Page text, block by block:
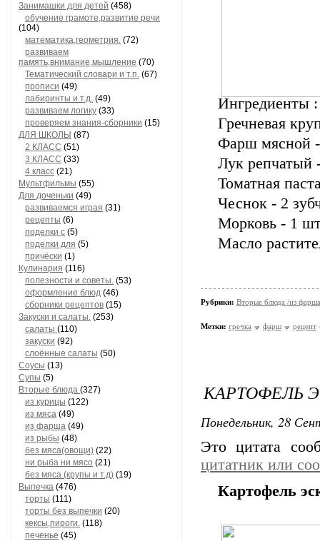
Занимашки для детей (458)
обучение грамоте,развитие речи
(104)
математика,геометрия. (72)
развиваем
память,внимание,мышление (70)
Тематический словари и т.п. (67)
прописи (49)
лабиринты и т.д. (49)
развиваем логику (33)
проверяем знания-сборники (15)
ДЛЯ ШКОЛЫ (87)
2 КЛАСС (51)
3 КЛАСС (33)
4 класс (21)
Мультфильмы (55)
Для доченьки (49)
развиваемся играя (31)
рецепты (6)
поделки с (5)
поделки для (5)
причёски (1)
Кулинария (116)
полезности и советы. (53)
оформление блюд (46)
сборники рецептов (15)
Закуски и салаты. (253)
салаты (110)
закуски (92)
слоённые салаты (50)
Соусы (13)
Супы (5)
Вторые блюда (327)
из курицы (122)
из мяса (49)
из фарша (49)
из рыбы (48)
без мяса(овощи) (22)
ни рыба ни мясо (21)
без мяса (крупы и т.д) (19)
Выпечка (476)
торты (111)
торты без выпечки (20)
кексы,пироги. (118)
печенье (45)
Ингредиенты :
Гречневая
Фарш мясной
Лук репчатый
Томатная
Чеснок - 2
Морковь - 1
Масло
Рубрики: Вторые блюда /из фарша
Метки: гречка фарш рецепт
КАРТОФЕЛЬ
Понедельник, 28
Это цитата
цитатник или
Картофель